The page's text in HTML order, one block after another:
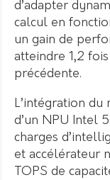
d’adapter
calcul en
un gain de
atteindre 1,2
précédente.
L’intégration
d’un NPU Intel
charges
et accélérateur
TOPS de